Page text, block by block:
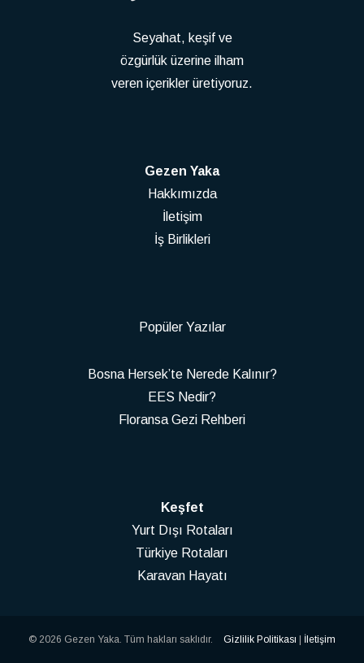
Seyahat, keşif ve
özgürlük üzerine ilham
veren içerikler üretiyoruz.
Gezen Yaka
Hakkımızda
İletişim
İş Birlikleri
Popüler Yazılar
Bosna Hersek’te Nerede Kalınır?
EES Nedir?
Floransa Gezi Rehberi
Keşfet
Yurt Dışı Rotaları
Türkiye Rotaları
Karavan Hayatı
© 2026 Gezen Yaka. Tüm hakları saklıdır. Gizlilik Politikası | İletişim